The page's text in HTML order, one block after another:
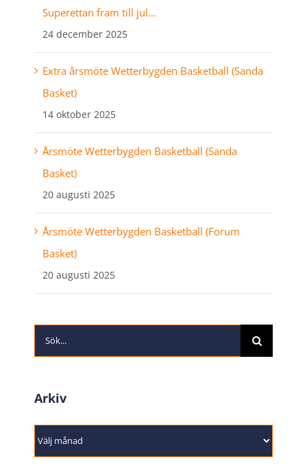
Superettan fram till jul…
24 december 2025
Extra årsmöte Wetterbygden Basketball (Sanda
Basket)
14 oktober 2025
Årsmöte Wetterbygden Basketball (Sanda
Basket)
20 augusti 2025
Årsmöte Wetterbygden Basketball (Forum
Basket)
20 augusti 2025
Sök
efter:
Arkiv
Arkiv